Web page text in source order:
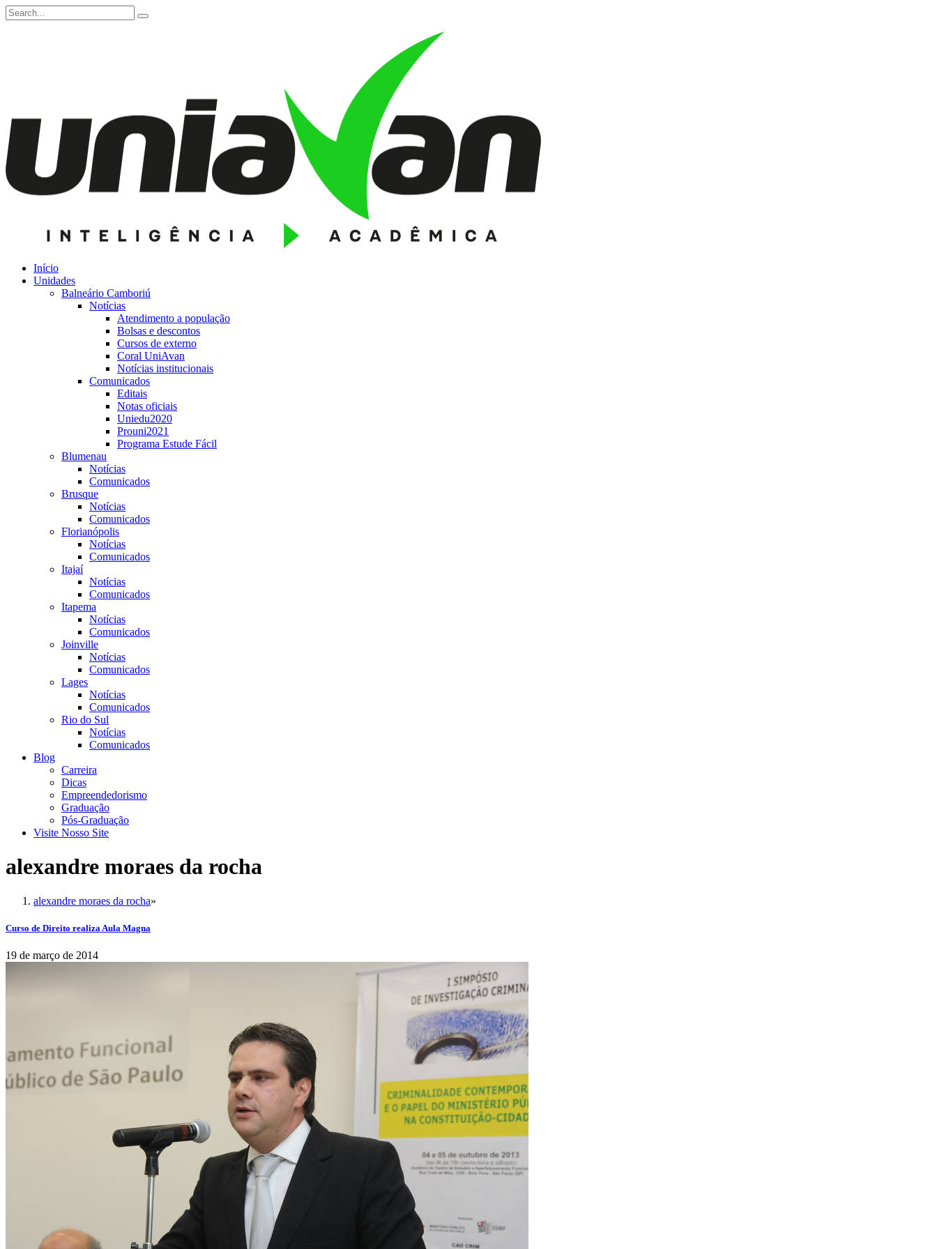
Início
Unidades
Balneário Camboriú
Notícias
Atendimento a população
Bolsas e descontos
Cursos de externo
Coral UniAvan
Notícias institucionais
Comunicados
Editais
Notas oficiais
Uniedu2020
Prouni2021
Programa Estude Fácil
Blumenau
Notícias
Comunicados
Brusque
Notícias
Comunicados
Florianópolis
Notícias
Comunicados
Itajaí
Notícias
Comunicados
Itapema
Notícias
Comunicados
Joinville
Notícias
Comunicados
Lages
Notícias
Comunicados
Rio do Sul
Notícias
Comunicados
Blog
Carreira
Dicas
Empreendedorismo
Graduação
Pós-Graduação
Visite Nosso Site
alexandre moraes da rocha
alexandre moraes da rocha»
Curso de Direito realiza Aula Magna
19 de março de 2014